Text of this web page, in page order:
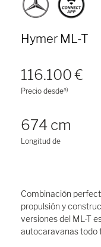
Hymer ML-T
116.100 €
Precio desdea)
674 cm
Longitud de
Combinación
propulsión y
versiones del ML-T
autocaravanas todo